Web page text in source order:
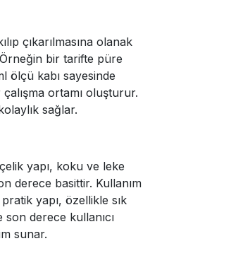
çıkarılmasına olanak
bir tarifte püre
ölçü kabı sayesinde
ortamı oluşturur.
sağlar.
yapı, koku ve leke
derece basittir. Kullanım
yapı, özellikle sık
derece kullanıcı
sunar.